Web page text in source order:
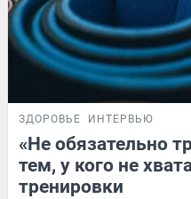
ЗДОРОВЬЕ ИНТЕРВЬЮ
«Не обязательно
тем, у кого не
тренировки